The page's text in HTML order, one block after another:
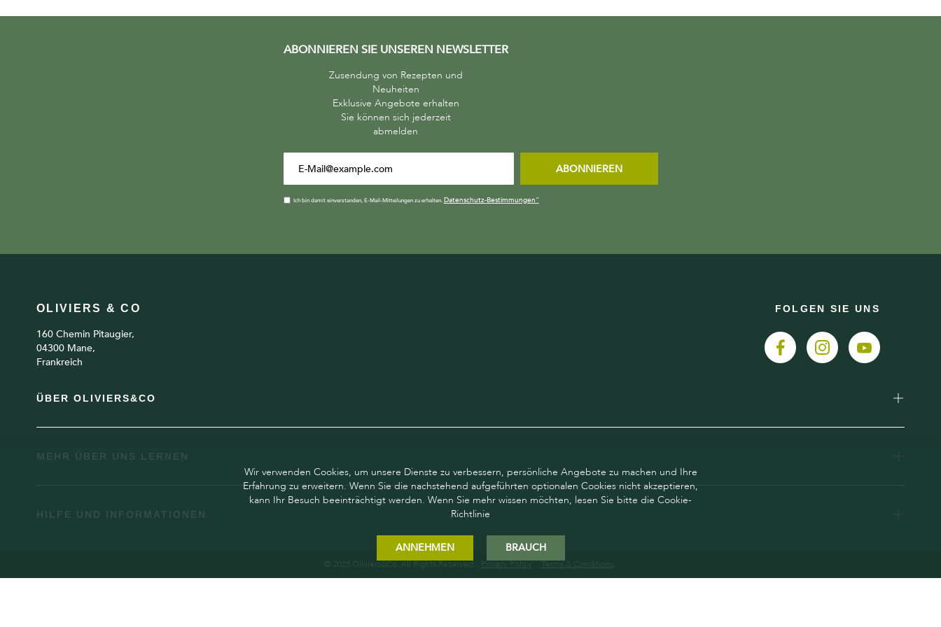
ABONNIEREN SIE UNSEREN NEWSLETTER
Zusendung von Rezepten und
Neuheiten
Exklusive Angebote erhalten
Sie können sich jederzeit
abmelden
ABONNIEREN
Ich bin damit einverstanden, E-Mail-Mitteilungen zu erhalten. Datenschutz-Bestimmungen"
ÜBER OLIVIERS&CO
MEHR ÜBER UNS LERNEN
HILFE UND INFORMATIONEN
OLIVIERS & CO
160 Chemin Pitaugier,
04300 Mane,
Frankreich
FOLGEN SIE UNS
© 2025 Oliviers&Co. All Rights Reserved. Privacy Policy Terms & Conditions
Wir verwenden Cookies, um unsere Dienste zu verbessern, persönliche Angebote zu machen und Ihre
Erfahrung zu erweitern. Wenn Sie die nachstehend aufgeführten optionalen Cookies nicht akzeptieren,
kann Ihr Besuch beeinträchtigt werden. Wenn Sie mehr wissen möchten, lesen Sie bitte die Cookie-
Richtlinie
ANNEHMEN BRAUCH